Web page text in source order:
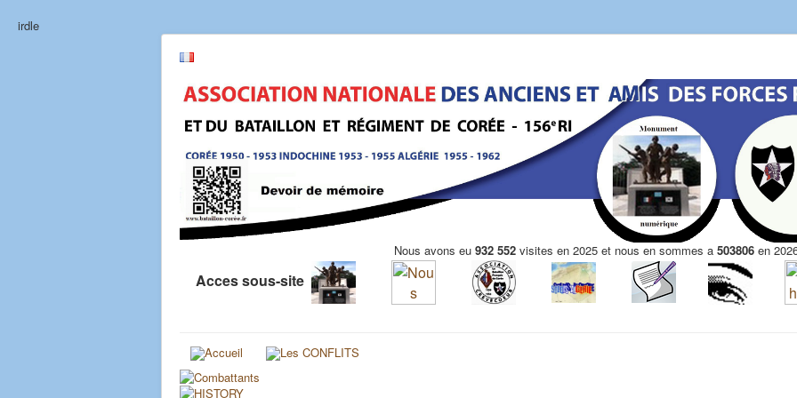
irdle
Nous avons eu 932 552visites en 2025 et nous en sommes a 503806en
Acces sous-site